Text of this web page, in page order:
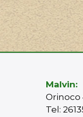
Malvin:
Orinoco
Tel: